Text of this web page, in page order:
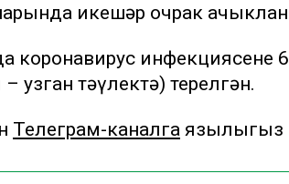
икешәр очрак
инфекциясенең
узган тәүлектә) терелгән.
Телеграм-каналга язылыгыз